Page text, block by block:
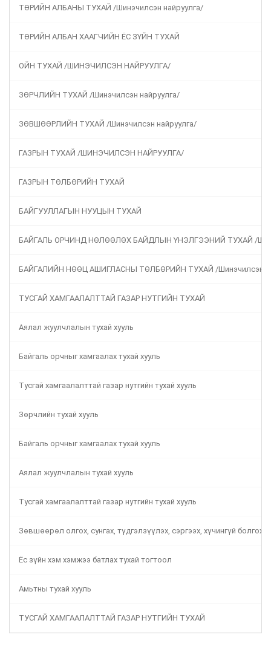
ТӨРИЙН АЛБАНЫ ТУХАЙ /Шинэчилсэн найруулга/
ТӨРИЙН АЛБАН ХААГЧИЙН ЁС ЗҮЙН ТУХАЙ
ОЙН ТУХАЙ /ШИНЭЧИЛСЭН НАЙРУУЛГА/
ЗӨРЧЛИЙН ТУХАЙ /Шинэчилсэн найруулга/
ЗӨВШӨӨРЛИЙН ТУХАЙ /Шинэчилсэн найруулга/
ГАЗРЫН ТУХАЙ /ШИНЭЧИЛСЭН НАЙРУУЛГА/
ГАЗРЫН ТӨЛБӨРИЙН ТУХАЙ
БАЙГУУЛЛАГЫН НУУЦЫН ТУХАЙ
БАЙГАЛЬ ОРЧИНД НӨЛӨӨЛӨХ БАЙДЛЫН ҮНЭЛГЭЭНИЙ ТУХАЙ /
БАЙГАЛИЙН НӨӨЦ АШИГЛАСНЫ ТӨЛБӨРИЙН ТУХАЙ /Шинэчилсэн
ТУСГАЙ ХАМГААЛАЛТТАЙ ГАЗАР НУТГИЙН ТУХАЙ
Аялал жуулчлалын тухай хууль
Байгаль орчныг хамгаалах тухай хууль
Тусгай хамгаалалттай газар нутгийн тухай хууль
Зөрчлийн тухай хууль
Байгаль орчныг хамгаалах тухай хууль
Аялал жуулчлалын тухай хууль
Тусгай хамгаалалттай газар нутгийн тухай хууль
Зөвшөөрөл олгох, сунгах, түдгэлзүүлэх, сэргээх, хүчингүй болгох
Ёс зүйн хэм хэмжээ батлах тухай тогтоол
Амьтны тухай хууль
ТУСГАЙ ХАМГААЛАЛТТАЙ ГАЗАР НУТГИЙН ТУХАЙ